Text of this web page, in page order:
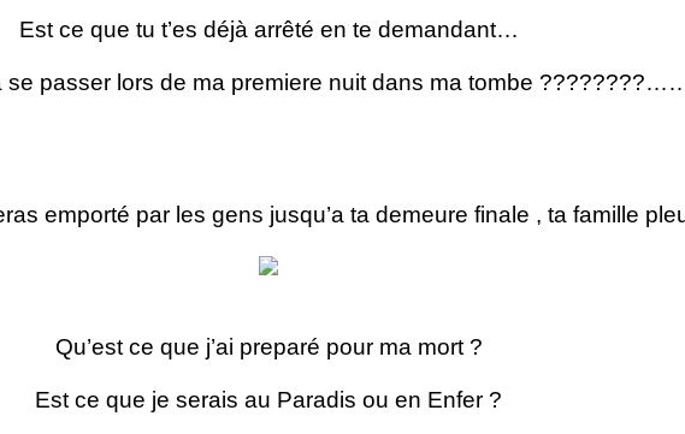
Est ce que tu t’es déjà arrêté en te demandant…
se passer lors de ma premiere nuit dans ma tombe
emporté par les gens jusqu’a ta demeure finale , ta famille
Qu’est ce que j’ai preparé pour ma mort ?
Est ce que je serais au Paradis ou en Enfer ?